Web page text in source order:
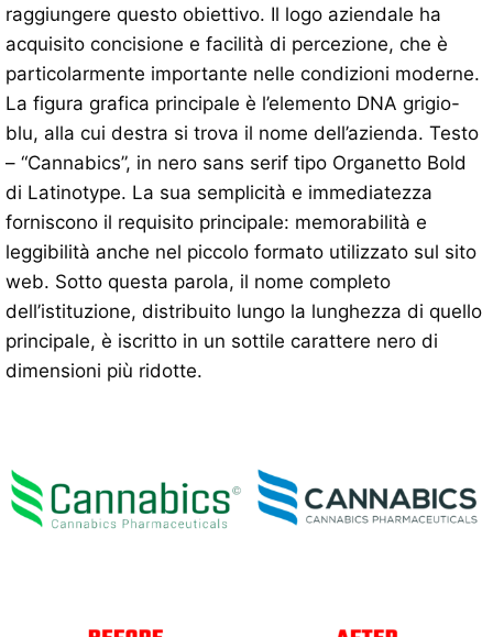
raggiungere questo obiettivo. Il logo aziendale ha
acquisito concisione e facilità di percezione, che è
particolarmente importante nelle condizioni moderne.
La figura grafica principale è l’elemento DNA grigio-
blu, alla cui destra si trova il nome dell’azienda. Testo
– “Cannabics”, in nero sans serif tipo Organetto Bold
di Latinotype. La sua semplicità e immediatezza
forniscono il requisito principale: memorabilità e
leggibilità anche nel piccolo formato utilizzato sul sito
web. Sotto questa parola, il nome completo
dell’istituzione, distribuito lungo la lunghezza di quello
principale, è iscritto in un sottile carattere nero di
dimensioni più ridotte.